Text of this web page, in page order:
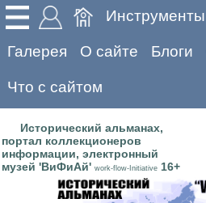
Инструменты
Галерея О сайте Блоги
Что с сайтом
Исторический альманах,
портал коллекционеров
информации, электронный
музей 'ВиФиАй' work-flow-Initiative 16+